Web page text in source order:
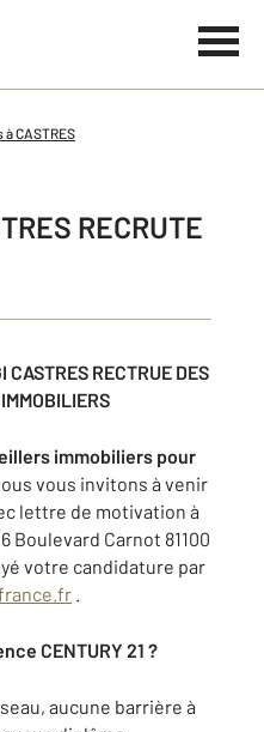
CASTRES
RECRUTE
CASTRES RECTRUE DES
immobiliers pour
vous invitons à venir
lettre de motivation à
Boulevard Carnot 81100
votre candidature par
.
CENTURY 21 ?
aucune barrière à